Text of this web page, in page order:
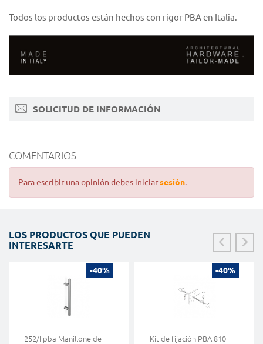
Todos los productos están hechos con rigor PBA en Italia.
SOLICITUD DE INFORMACIÓN
COMENTARIOS
Para escribir una opinión debes iniciarsesión.
LOS PRODUCTOS QUE PUEDEN
INTERESARTE
-40%
252/I pba Manillone de
-40%
Kit de fijación PBA 810